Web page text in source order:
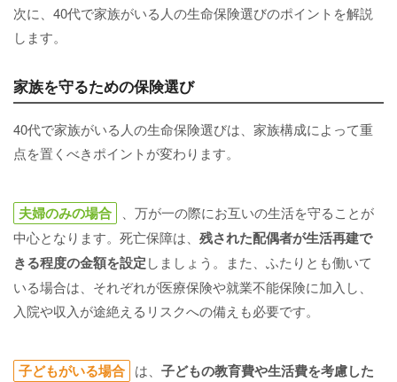
次に、40代で家族がいる人の生命保険選びのポイントを解説
します。
家族を守るための保険選び
40代で家族がいる人の生命保険選びは、家族構成によって重
点を置くべきポイントが変わります。
夫婦のみの場合
、万が一の際にお互いの生活を守ることが
中心となります。死亡保障は、 残された配偶者が生活再建で
きる程度の金額を設定しましょう。また、ふたりとも働いて
いる場合は、それぞれが医療保険や就業不能保険に加入し、
入院や収入が途絶えるリスクへの備えも必要です。
子どもがいる場合 は、 子どもの教育費や生活費を考慮した